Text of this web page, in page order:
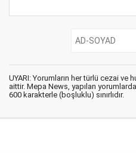
UYARI: Yorumların her türlü cezai
aittir. Mepa News, yapılan
600 karakterle (boşluklu) sınırlıdır.